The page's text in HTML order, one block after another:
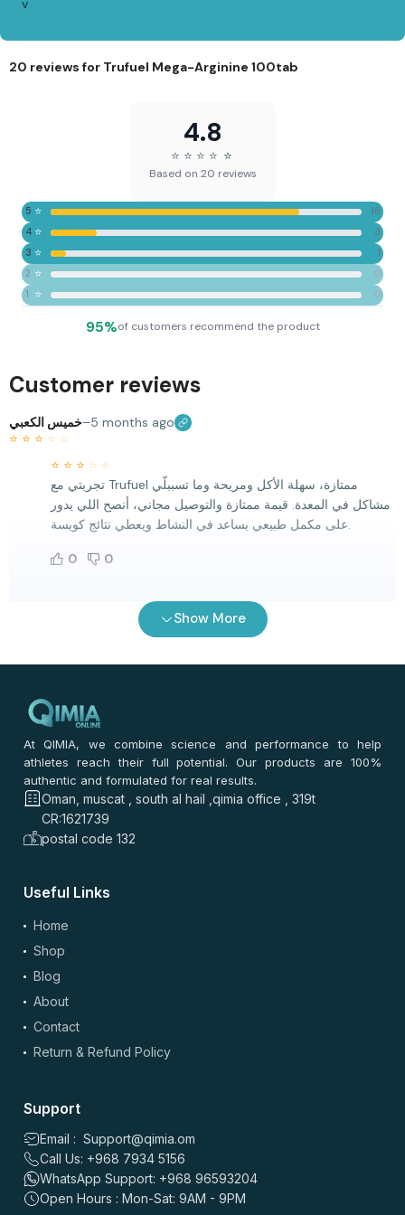
v
20 reviews for Trufuel Mega-Arginine 100tab
4.8
⭐ ⭐ ⭐ ⭐ ⭐
⭐
Based on 20 reviews
5 ⭐
16
4 ⭐
3
3 ⭐
1
2 ⭐
0
1
⭐ 0
95%of customers recommend the product
Customer reviews
خميس الكعبي–5 months ago
⭐ ⭐ ⭐ ⭐ ⭐
⭐ ⭐ ⭐ ⭐ ⭐
تجربتي مع Trufuel ممتازة، سهلة الأكل ومريحة وما تسببلّي
مشاكل في المعدة. قيمة ممتازة والتوصيل مجاني، أنصح اللي يدور
على مكمل طبيعي يساعد في النشاط ويعطي نتائج كويسة.
0 0
5 months ago
0 0
سعيد فهد –5 months ago
⭐ ⭐ ⭐
بمشاكل بالمعدة. قيمة ممتازة والتوصيل مجاني، أنصح الجميع
عائشة الرواحي
⭐ ⭐ ⭐
⭐ ⭐ ⭐ ⭐ ⭐
عائشة الهنائية–5 months ago
⭐ ⭐ ⭐ ⭐
Show More
At QIMIA, we combine science and performance to help
athletes reach their full potential. Our products are 100%
authentic and formulated for real results.
Oman, muscat , south al hail ,qimia office , 319t
CR:1621739
postal code 132
Useful Links
Home
Shop
Blog
About
Contact
Return & Refund Policy
Support
Email : Support@qimia.om
Call Us: +968 7934 5156
WhatsApp Support: +968 96593204
Open Hours : Mon-Sat: 9AM - 9PM